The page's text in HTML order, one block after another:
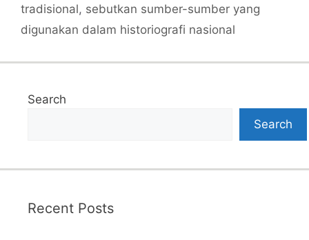
tradisional, sebutkan sumber-sumber yang
digunakan dalam historiografi nasional
Search
Search
Recent Posts